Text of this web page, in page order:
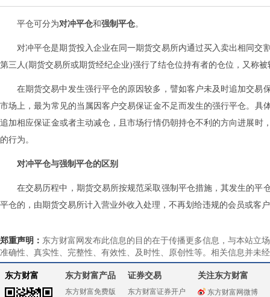
平仓可分为对冲平仓和强制平仓。
对冲平仓是期货投入企业在同一期货交易所内通过买入卖出相同
第三人(期货交易所或期货经纪企业)强行了结仓位持有者的仓位，又称
在期货交易中发生强行平仓的原因较多，譬如客户未及时追加交
市场上，最为常见的当属因客户交易保证金不足而发生的强行平仓。
追加相应保证金或者主动减仓，且市场行情仍朝持仓不利的方向进展
的行为。
对冲平仓与强制平仓的区别
在交易历程中，期货交易所按规范采取强制平仓措施，其发生的
平仓的，由期货交易所计入营业外收入处理，不再划给违规的会员或客
郑重声明： 东方财富网发布此信息的目的在于传播更多信息，与本站立
准确性、真实性、完整性、有效性、及时性、原创性等。相关信息并未
东方财富 东方财富产品
东方财富免费版
证券交易
东方财富证券开户
关注东方财富
东方财富网微博